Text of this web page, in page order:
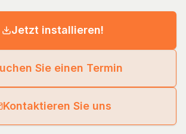
Jetzt installieren!
Sie einen Termin
Kontaktieren Sie uns